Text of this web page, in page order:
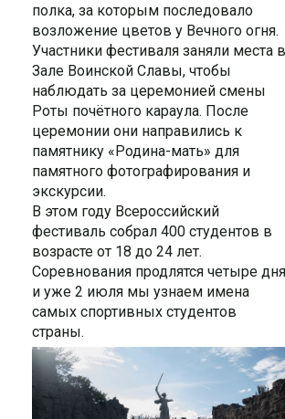
полка, за которым последовало
возложение цветов у Вечного огня.
Участники фестиваля заняли места в
Зале Воинской Славы, чтобы
наблюдать за церемонией смены
Роты почётного караула. После
церемонии они направились к
памятнику «Родина-мать» для
памятного фотографирования и
экскурсии.
В этом году Всероссийский
фестиваль собрал 400 студентов в
возрасте от 18 до 24 лет.
Соревнования продлятся четыре
и уже 2 июля мы узнаем имена
самых спортивных студентов
страны.